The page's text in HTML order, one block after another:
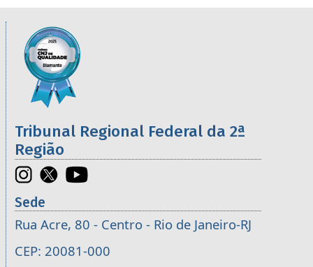
Informações úteis sobre os órgãos da 2ª
Imagem
Tribunal Regional Federal da 2ª
Região
Sede
Rua Acre, 80 - Centro - Rio de Janeiro-RJ
CEP: 20081-000